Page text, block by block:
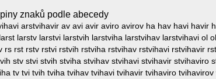
znaků podle abecedy
arstvihavir av avi avir aviro avirov ha hav havi havir
larstv larstvi larstvih larstviha larstvihav larstvihavi ol
rst rstv rstvi rstvih rstviha rstvihav rstvihavi rstvihavir
stv stvi stvih stviha stvihav stvihavi stvihavir stvihaviro
tv tvi tvih tviha tvihav tvihavi tvihavir tvihaviro